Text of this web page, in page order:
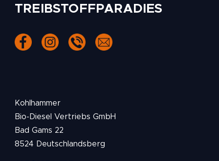
TREIBSTOFFPARADIES
Kohlhammer
Bio-Diesel Vertriebs GmbH
Bad Gams 22
8524 Deutschlandsberg